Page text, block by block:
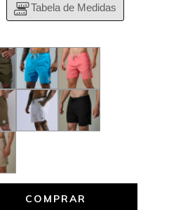
Tabela de Medidas